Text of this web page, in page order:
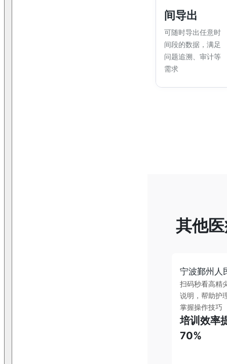
间导出
可随时导出任意时
间段的数据，满足
问题追溯、审计等
需求
其他
宁波鄞州人
扫码秒看高精
说明，帮助护
掌握操作技巧
培训效率
70%